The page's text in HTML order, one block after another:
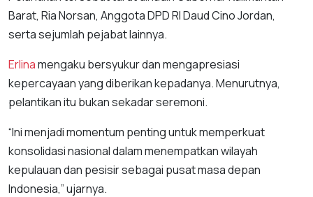
Barat, Ria Norsan, Anggota DPD RI Daud Cino Jordan,
serta sejumlah pejabat lainnya.
Erlinamengaku bersyukur dan mengapresiasi
kepercayaan yang diberikan kepadanya. Menurutnya,
pelantikan itu bukan sekadar seremoni.
“Ini menjadi momentum penting untuk memperkuat
konsolidasi nasional dalam menempatkan wilayah
kepulauan dan pesisir sebagai pusat masa depan
Indonesia,” ujarnya.